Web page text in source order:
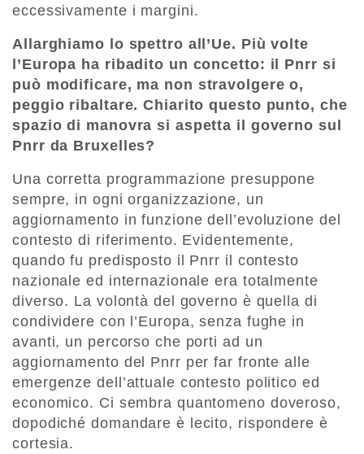
eccessivamente i margini.
Allarghiamo lo spettro all’Ue. Più volte
l’Europa ha ribadito un concetto: il Pnrr si
può modificare, ma non stravolgere o,
peggio ribaltare. Chiarito questo punto, che
spazio di manovra si aspetta il governo sul
Pnrr da Bruxelles?
Una corretta programmazione presuppone
sempre, in ogni organizzazione, un
aggiornamento in funzione dell’evoluzione del
contesto di riferimento. Evidentemente,
quando fu predisposto il Pnrr il contesto
nazionale ed internazionale era totalmente
diverso. La volontà del governo è quella di
condividere con l’Europa, senza fughe in
avanti, un percorso che porti ad un
aggiornamento del Pnrr per far fronte alle
emergenze dell’attuale contesto politico ed
economico. Ci sembra quantomeno doveroso,
dopodiché domandare è lecito, rispondere è
cortesia.